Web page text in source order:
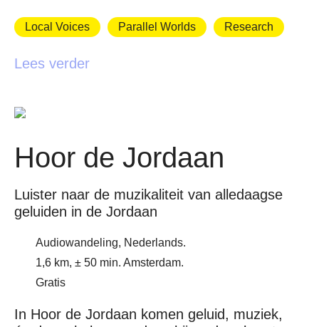
Local Voices Parallel Worlds Research
Lees verder
Hoor de Jordaan
Luister naar de muzikaliteit van alledaagse
geluiden in de Jordaan
Audiowandeling, Nederlands.
1,6 km, ± 50 min. Amsterdam.
Gratis
In Hoor de Jordaan komen geluid, muziek,